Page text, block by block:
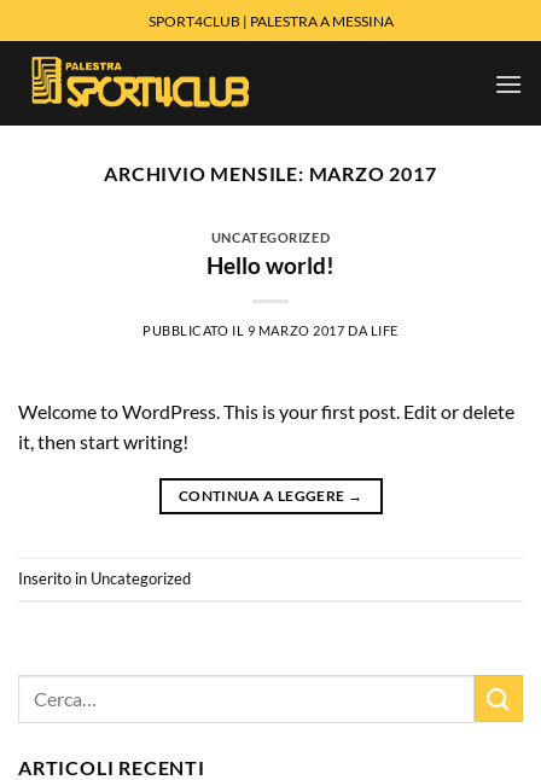
ai
contenuti
SPORT4CLUB | PALESTRA A MESSINA
ARCHIVIO MENSILE: MARZO 2017
UNCATEGORIZED
Hello world!
PUBBLICATO IL 9 MARZO 2017 DA LIFE
Welcome to WordPress. This is your first post. Edit or delete
it, then start writing!
CONTINUA A LEGGERE →
Inserito in Uncategorized
ARTICOLI RECENTI